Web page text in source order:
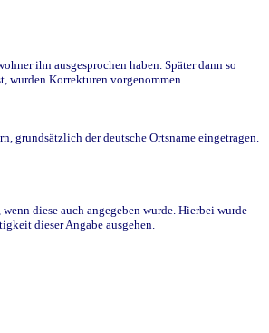
ihn ausgesprochen haben. Später dann so
wurden Korrekturen vorgenommen.
grundsätzlich der deutsche Ortsname eingetragen.
diese auch angegeben wurde. Hierbei wurde
dieser Angabe ausgehen.